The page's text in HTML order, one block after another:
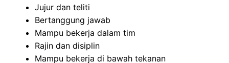
Jujur dan teliti
Bertanggung jawab
Mampu bekerja dalam tim
Rajin dan disiplin
Mampu bekerja di bawah tekanan